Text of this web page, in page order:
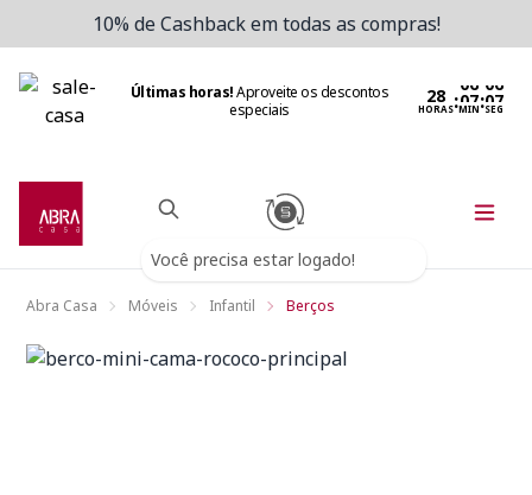
10% de Cashback em todas as compras!
Últimas horas!Aproveite os descontos
especiais
HORAS:MIN:SEG
Você precisa estar logado!
Abra Casa Móveis Infantil Berços